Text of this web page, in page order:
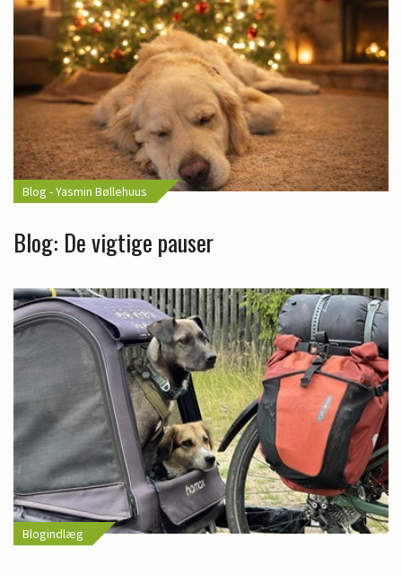
Blog - Yasmin Bøllehuus
Blog: De vigtige pauser
Blogindlæg